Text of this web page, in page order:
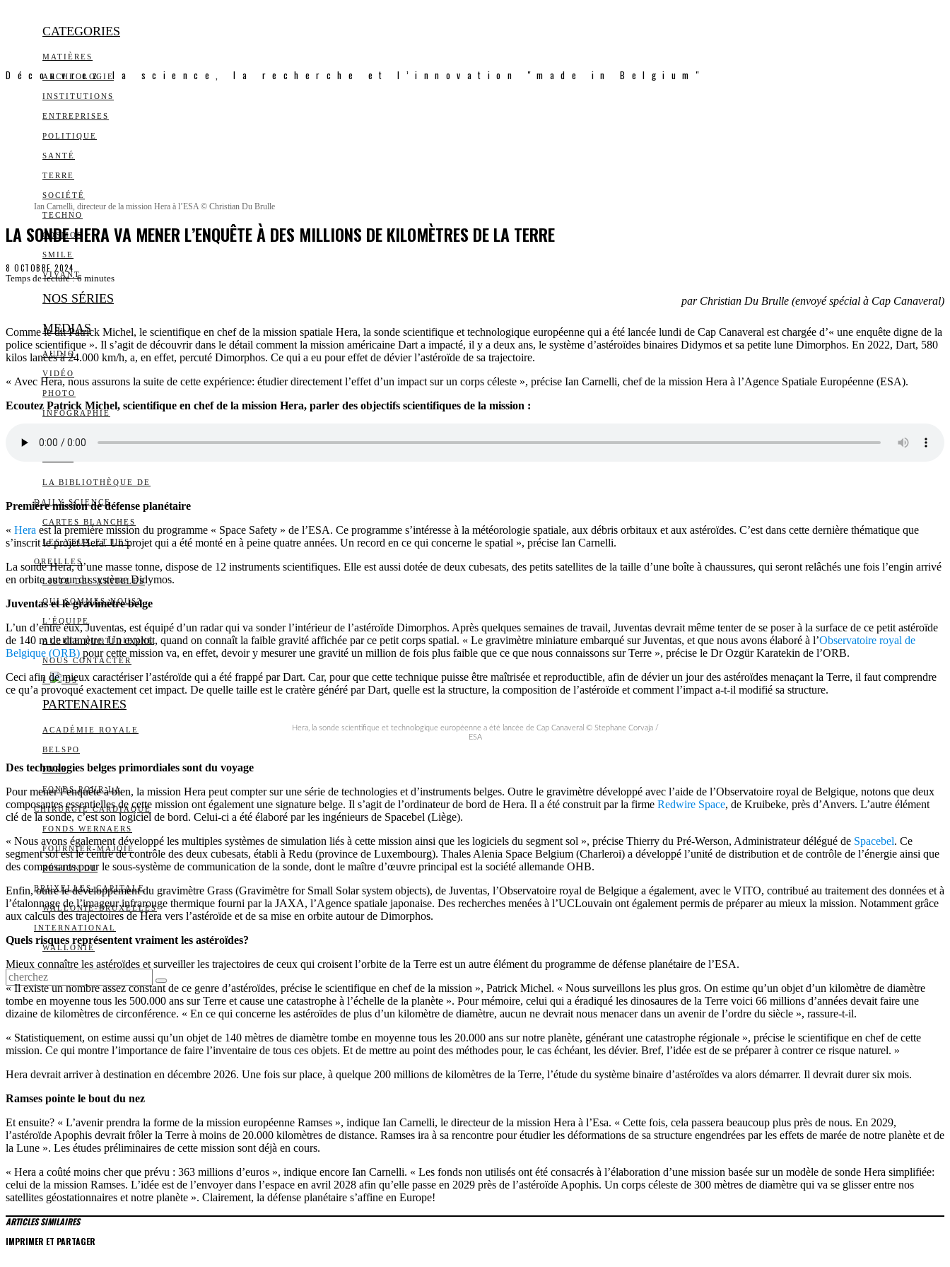
CATEGORIES
MATIÈRES
ARCHEOLOGIE
INSTITUTIONS
ENTREPRISES
POLITIQUE
SANTÉ
TERRE
SOCIÉTÉ
TECHNO
COSMOS
SMILE
VIVANT
NOS SÉRIES
MEDIAS
AUDIO
VIDÉO
PHOTO
INFOGRAPHIE
LA BIBLIOTHÈQUE DE
DAILY SCIENCE
CARTES BLANCHES
LES YEUX ET LES
OREILLES
LISTE DES ARTICLES
QUI SOMMES-NOUS?
L’ÉQUIPE
ALERTE QUOTIDIENNE
NOUS CONTACTER
I DS
PARTENAIRES
ACADÉMIE ROYALE
BELSPO
FNRS
FONDS POUR LA
CHIRURGIE CARDIAQUE
FONDS WERNAERS
FOURNIER-MAJOIE
RÉGION DE
BRUXELLES-CAPITALE
WALLONIE-BRUXELLES
INTERNATIONAL
WALLONIE
Découvrez la science, la recherche et l’innovation "made in Belgium"
Ian Carnelli, directeur de la mission Hera à l’ESA © Christian Du Brulle
LA SONDE HERA VA MENER L’ENQUÊTE À DES MILLIONS DE KILOMÈTRES DE LA TERRE
8 OCTOBRE 2024
Temps de lecture :6 minutes
par Christian Du Brulle (envoyé spécial à Cap Canaveral)
Comme le dit Patrick Michel, le scientifique en chef de la mission spatiale Hera, la sonde scientifique et technologique européenne qui a été lancée lundi de Cap Canaveral est chargée d’« une enquête digne de la
police scientifique ». Il s’agit de découvrir dans le détail comment la mission américaine Dart a impacté, il y a deux ans, le système d’astéroïdes binaires Didymos et sa petite lune Dimorphos. En 2022, Dart, 580
kilos lancés à 24.000 km/h, a, en effet, percuté Dimorphos. Ce qui a eu pour effet de dévier l’astéroïde de sa trajectoire.
« Avec Hera, nous assurons la suite de cette expérience: étudier directement l’effet d’un impact sur un corps céleste », précise Ian Carnelli, chef de la mission Hera à l’Agence Spatiale Européenne (ESA).
Ecoutez Patrick Michel, scientifique en chef de la mission Hera, parler des objectifs scientifiques de la mission :
Première mission de défense planétaire
« Hera est la première mission du programme « Space Safety » de l’ESA. Ce programme s’intéresse à la météorologie spatiale, aux débris orbitaux et aux astéroïdes. C’est dans cette dernière thématique que
s’inscrit le projet Hera. Un projet qui a été monté en à peine quatre années. Un record en ce qui concerne le spatial », précise Ian Carnelli.
La sonde Hera, d’une masse tonne, dispose de 12 instruments scientifiques. Elle est aussi dotée de deux cubesats, des petits satellites de la taille d’une boîte à chaussures, qui seront relâchés une fois l’engin arrivé
en orbite autour du système Didymos.
Juventas et le gravimètre belge
L’un d’entre eux, Juventas, est équipé d’un radar qui va sonder l’intérieur de l’astéroïde Dimorphos. Après quelques semaines de travail, Juventas devrait même tenter de se poser à la surface de ce petit astéroïde
de 140 m de diamètre. Un exploit, quand on connaît la faible gravité affichée par ce petit corps spatial. « Le gravimètre miniature embarqué sur Juventas, et que nous avons élaboré à l’Observatoire royal de
Belgique (ORB) pour cette mission va, en effet, devoir y mesurer une gravité un million de fois plus faible que ce que nous connaissons sur Terre », précise le Dr Ozgür Karatekin de l’ORB.
Ceci afin de mieux caractériser l’astéroïde qui a été frappé par Dart. Car, pour que cette technique puisse être maîtrisée et reproductible, afin de dévier un jour des astéroïdes menaçant la Terre, il faut comprendre
ce qu’a provoqué exactement cet impact. De quelle taille est le cratère généré par Dart, quelle est la structure, la composition de l’astéroïde et comment l’impact a-t-il modifié sa structure.
Hera, la sonde scientifique et technologique européenne a été lancée de Cap Canaveral © Stephane Corvaja /
ESA
Des technologies belges primordiales sont du voyage
Pour mener l’enquête à bien, la mission Hera peut compter sur une série de technologies et d’instruments belges. Outre le gravimètre développé avec l’aide de l’Observatoire royal de Belgique, notons que deux
composantes essentielles de cette mission ont également une signature belge. Il s’agit de l’ordinateur de bord de Hera. Il a été construit par la firme Redwire Space, de Kruibeke, près d’Anvers. L’autre élément
clé de la sonde, c’est son logiciel de bord. Celui-ci a été élaboré par les ingénieurs de Spacebel (Liège).
« Nous avons également développé les multiples systèmes de simulation liés à cette mission ainsi que les logiciels du segment sol », précise Thierry du Pré-Werson, Administrateur délégué de Spacebel. Ce
segment sol est le centre de contrôle des deux cubesats, établi à Redu (province de Luxembourg). Thales Alenia Space Belgium (Charleroi) a développé l’unité de distribution et de contrôle de l’énergie ainsi que
des composants pour le sous-système de communication de la sonde, dont le maître d’œuvre principal est la société allemande OHB.
Enfin, outre le développement du gravimètre Grass (Gravimètre for Small Solar system objects), de Juventas, l’Observatoire royal de Belgique a également, avec le VITO, contribué au traitement des données et à
l’étalonnage de l’imageur infrarouge thermique fourni par la JAXA, l’Agence spatiale japonaise. Des recherches menées à l’UCLouvain ont également permis de préparer au mieux la mission. Notamment grâce
aux calculs des trajectoires de Hera vers l’astéroïde et de sa mise en orbite autour de Dimorphos.
Quels risques représentent vraiment les astéroïdes?
Mieux connaître les astéroïdes et surveiller les trajectoires de ceux qui croisent l’orbite de la Terre est un autre élément du programme de défense planétaire de l’ESA.
« Il existe un nombre assez constant de ce genre d’astéroïdes, précise le scientifique en chef de la mission », Patrick Michel. « Nous surveillons les plus gros. On estime qu’un objet d’un kilomètre de diamètre
tombe en moyenne tous les 500.000 ans sur Terre et cause une catastrophe à l’échelle de la planète ». Pour mémoire, celui qui a éradiqué les dinosaures de la Terre voici 66 millions d’années devait faire une
dizaine de kilomètres de circonférence. « En ce qui concerne les astéroïdes de plus d’un kilomètre de diamètre, aucun ne devrait nous menacer dans un avenir de l’ordre du siècle », rassure-t-il.
« Statistiquement, on estime aussi qu’un objet de 140 mètres de diamètre tombe en moyenne tous les 20.000 ans sur notre planète, générant une catastrophe régionale », précise le scientifique en chef de cette
mission. Ce qui montre l’importance de faire l’inventaire de tous ces objets. Et de mettre au point des méthodes pour, le cas échéant, les dévier. Bref, l’idée est de se préparer à contrer ce risque naturel. »
Hera devrait arriver à destination en décembre 2026. Une fois sur place, à quelque 200 millions de kilomètres de la Terre, l’étude du système binaire d’astéroïdes va alors démarrer. Il devrait durer six mois.
Ramses pointe le bout du nez
Et ensuite? « L’avenir prendra la forme de la mission européenne Ramses », indique Ian Carnelli, le directeur de la mission Hera à l’Esa. « Cette fois, cela passera beaucoup plus près de nous. En 2029,
l’astéroïde Apophis devrait frôler la Terre à moins de 20.000 kilomètres de distance. Ramses ira à sa rencontre pour étudier les déformations de sa structure engendrées par les effets de marée de notre planète et de
la Lune ». Les études préliminaires de cette mission sont déjà en cours.
« Hera a coûté moins cher que prévu : 363 millions d’euros », indique encore Ian Carnelli. « Les fonds non utilisés ont été consacrés à l’élaboration d’une mission basée sur un modèle de sonde Hera simplifiée:
celui de la mission Ramses. L’idée est de l’envoyer dans l’espace en avril 2028 afin qu’elle passe en 2029 près de l’astéroïde Apophis. Un corps céleste de 300 mètres de diamètre qui va se glisser entre nos
satellites géostationnaires et notre planète ». Clairement, la défense planétaire s’affine en Europe!
ARTICLES SIMILAIRES
IMPRIMER ET PARTAGER